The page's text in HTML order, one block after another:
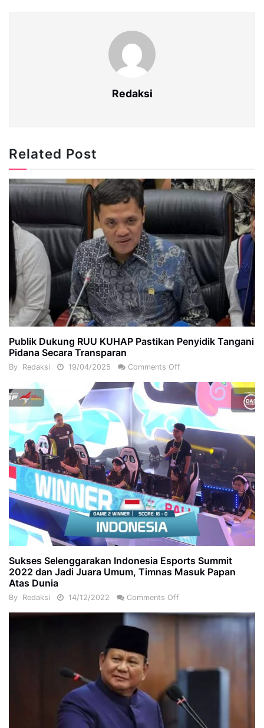
Redaksi
Related Post
Publik Dukung RUU KUHAP Pastikan Penyidik Tangani
Pidana Secara Transparan
By Redaksi 19/04/2025 Comments Off
Sukses Selenggarakan Indonesia Esports Summit
2022 dan Jadi Juara Umum, Timnas Masuk Papan
Atas Dunia
By Redaksi 14/12/2022 Comments Off